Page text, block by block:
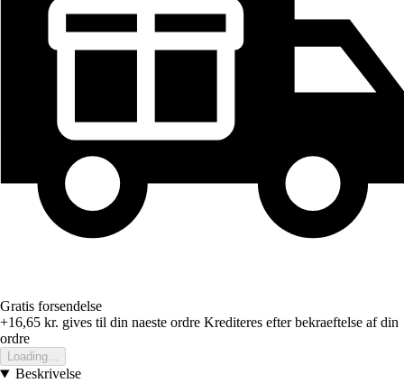
Gratis forsendelse
+16,65 kr. gives til din naeste ordre Krediteres efter bekraeftelse af din
ordre
Loading...
Beskrivelse